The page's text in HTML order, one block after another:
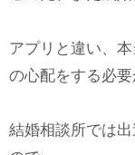
アプリと違い、
の心配をする必要
結婚相談所では